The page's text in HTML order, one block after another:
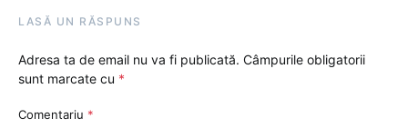
LASĂ UN RĂSPUNS
Adresa ta de email nu va fi publicată. Câmpurile obligatorii
sunt marcate cu *
Comentariu *